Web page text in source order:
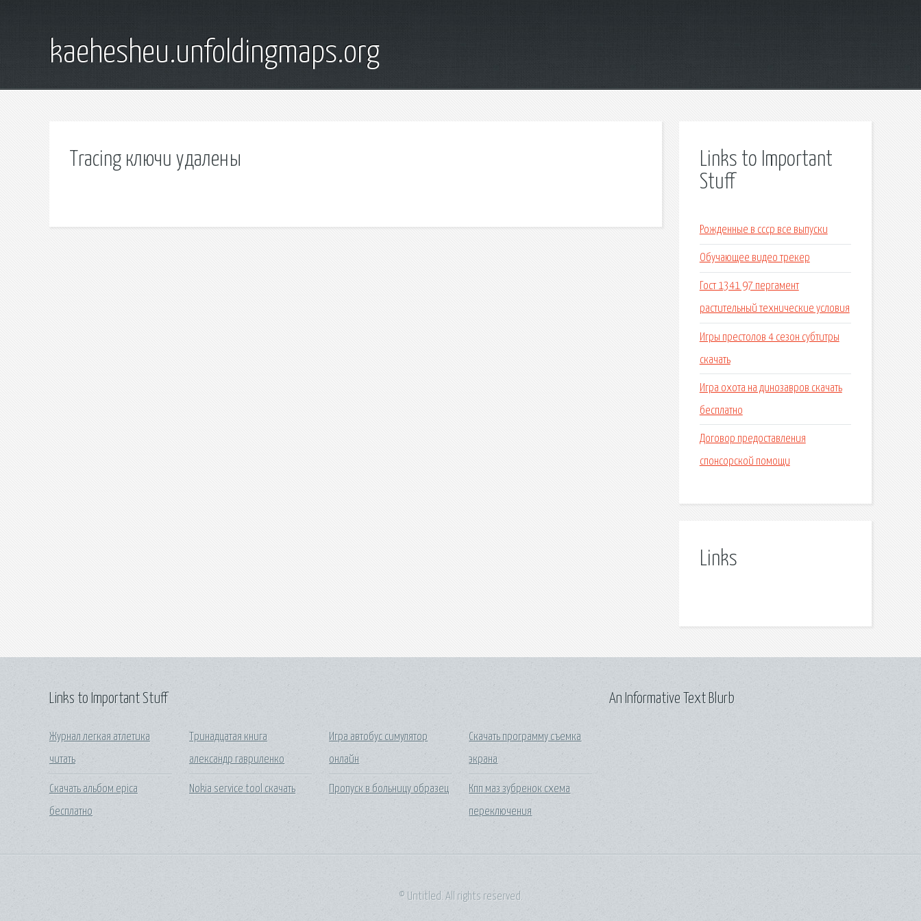
kaehesheu.unfoldingmaps.org
Tracing ключи удалены
Links to Important
Stuff
Рожденные в ссср все выпуски
Обучающее видео трекер
Гост 1341 97 пергамент
растительный технические условия
Игры престолов 4 сезон субтитры
скачать
Игра охота на динозавров скачать
бесплатно
Договор предоставления
спонсорской помощи
Links
Links to Important Stuff
Журнал легкая атлетика
читать
Скачать альбом epica
бесплатно
Тринадцатая книга
александр гавриленко
Nokia service tool скачать
Игра автобус симулятор
онлайн
Пропуск в больницу образец
Скачать программу съемка
экрана
Кпп маз зубренок схема
переключения
An Informative Text Blurb
© Untitled. All rights reserved.